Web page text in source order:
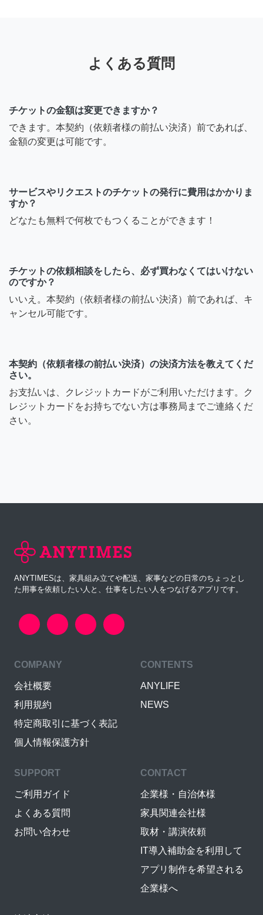
よくある質問
チケットの金額は変更できますか？
できます。本契約（依頼者様の前払い決済）前であれば、
金額の変更は可能です。
サービスやリクエストのチケットの発行に費用はかかりま
すか？
どなたも無料で何枚でもつくることができます！
チケットの依頼相談をしたら、必ず買わなくてはいけない
のですか？
いいえ。本契約（依頼者様の前払い決済）前であれば、キ
ャンセル可能です。
本契約（依頼者様の前払い決済）の決済方法を教えてくだ
さい。
お支払いは、クレジットカードがご利用いただけます。ク
レジットカードをお持ちでない方は事務局までご連絡くだ
さい。
ANYTIMESは、家具組み立てや配送、家事などの日常のちょっとし
た用事を依頼したい人と、仕事をしたい人をつなげるアプリです。
COMPANY
会社概要
利用規約
特定商取引に基づく表記
個人情報保護方針
CONTENTS
ANYLIFE
NEWS
SUPPORT
ご利用ガイド
よくある質問
お問い合わせ
CONTACT
企業様・自治体様
家具関連会社様
取材・講演依頼
IT導入補助金を利用して
アプリ制作を希望される
企業様へ